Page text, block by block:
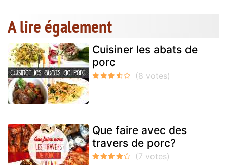
A lire également
Cuisiner les abats de
porc
Que faire avec des
travers de porc?